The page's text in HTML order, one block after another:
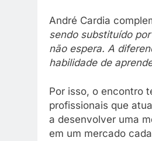
André Cardia
sendo substituído
não espera. A
habilidade de
Por isso, o encontro
profissionais que
a desenvolver uma
em um mercado